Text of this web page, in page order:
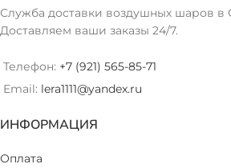
Служба доставки воздушных шаров в
Доставляем ваши заказы 24/7.
Телефон: +7 (921) 565-85-71
Email: lera1111@yandex.ru
ИНФОРМАЦИЯ
Оплата